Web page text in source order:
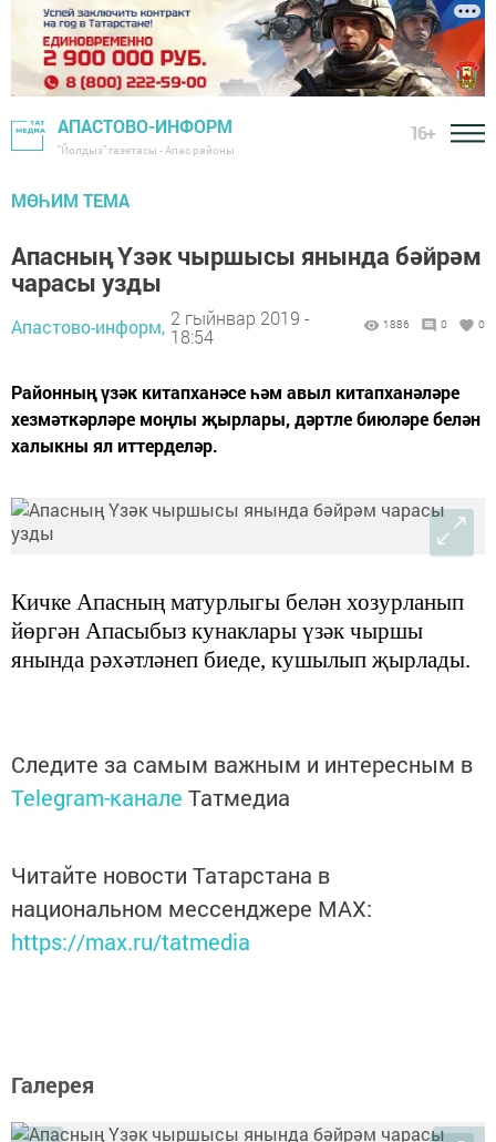
АПАСТОВО-ИНФОРМ
"Йолдыз" газетасы - Апас районы
16+
МӨҺИМ ТЕМА
Апасның Үзәк чыршысы янында бәйрәм
чарасы узды
Апастово-информ, 2 гыйнвар 2019 -
18:54
1886 0 0
Районның үзәк китапханәсе һәм авыл китапханәләре
хезмәткәрләре моңлы җырлары, дәртле биюләре белән
халыкны ял иттерделәр.
Кичке Апасның матурлыгы белән хозурланып
йөргән Апасыбыз кунаклары үзәк чыршы
янында рәхәтләнеп биеде, кушылып җырлады.
Следите за самым важным и интересным в
Telegram-канале Татмедиа
Читайте новости Татарстана в
национальном мессенджере MАХ:
https://max.ru/tatmedia
Галерея